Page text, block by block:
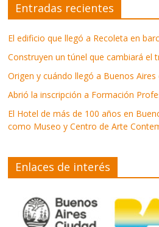
Entradas recientes
El edificio que llegó a Recoleta en
Construyen un túnel que cambiará el
Origen y cuándo llegó a Buenos Aires
Abrió la inscripción a Formación
El Hotel de más de 100 años en
como Museo y Centro de Arte
Enlaces de interés